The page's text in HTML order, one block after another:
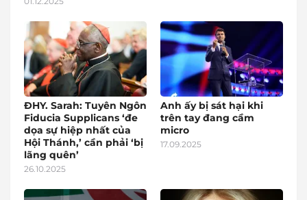
ĐHY. Sarah: Tuyên Ngôn
Fiducia Supplicans ‘đe
dọa sự hiệp nhất của
Hội Thánh,’ cần phải ‘bị
lãng quên’
26.10.2025
Anh ấy bị sát hại khi
trên tay đang cầm
micro
17.09.2025